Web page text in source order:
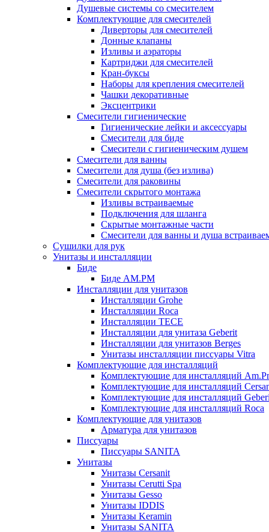
Душевые системы со смесителем
Комплектующие для смесителей
Диверторы для смесителей
Донные клапаны
Изливы и аэраторы
Картриджи для смесителей
Кран-буксы
Наборы для крепления смесителей
Чашки декоративные
Эксцентрики
Смесители гигиенические
Гигиенические лейки и аксессуары
Смесители для биде
Смесители с гигиеническим душем
Смесители для ванны
Смесители для душа (без излива)
Смесители для раковины
Смесители скрытого монтажа
Изливы встраиваемые
Подключения для шланга
Скрытые монтажные части
Смесители для ванны и душа
Сушилки для рук
Унитазы и инсталляции
Биде
Биде AM.PM
Инсталляции для унитазов
Инсталляции Grohe
Инсталляции Roca
Инсталляции TECE
Инсталляции для унитаза Geberit
Инсталляции для унитазов Berges
Унитазы инсталляции писсуары Vitra
Комплектующие для инсталляций
Комплектующие для инсталляций
Комплектующие для инсталляций
Комплектующие для инсталляций
Комплектующие для инсталляций Roca
Комплектующие для унитазов
Арматура для унитазов
Писсуары
Писсуары SANITA
Унитазы
Унитазы Cersanit
Унитазы Cerutti Spa
Унитазы Gesso
Унитазы IDDIS
Унитазы Keramin
Унитазы SANITA